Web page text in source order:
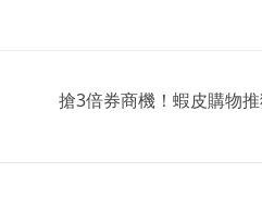
搶3倍券商機！蝦皮購物